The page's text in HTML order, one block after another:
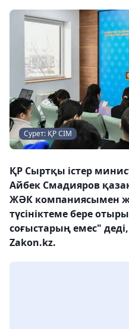
Сурет: ҚР СІМ
ҚР Сыртқы істер
Айбек Смадияров
ЖӘК компаниясымен
түсініктеме бере
соғыстарың емес"
Zakon.kz.